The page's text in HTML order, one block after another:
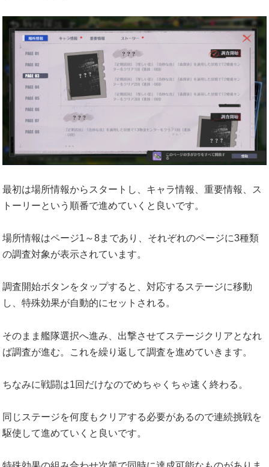
最初は場所情報からスタートし、キャラ情報、重要情報、ス
トーリーという順番で進めていくと良いです。
場所情報はページ1～8まであり、それぞれのページに3種類
の調査対象が表示されています。
調査開始ボタンをタップすると、対応するステージに移動
し、特殊効果が自動的にセットされる。
そのまま艦隊選択へ進み、出撃させてステージクリアとなれ
ば調査が進む。これを繰り返して調査を進めていきます。
ちなみに戦闘は1回だけなのでめちゃくちゃ速く終わる。
同じステージを何度もクリアする必要があるので連続挑戦を
駆使して進めていくと良いです。